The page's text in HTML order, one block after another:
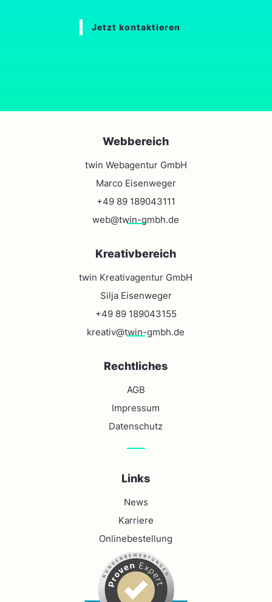
Jetzt kontaktieren
Webbereich
twin Webagentur GmbH
Marco Eisenweger
+49 89 189043111
web@twin-gmbh.de
Kreativbereich
twin Kreativagentur GmbH
Silja Eisenweger
+49 89 189043155
kreativ@twin-gmbh.de
Rechtliches
AGB
Impressum
Datenschutz
Links
News
Karriere
Onlinebestellung